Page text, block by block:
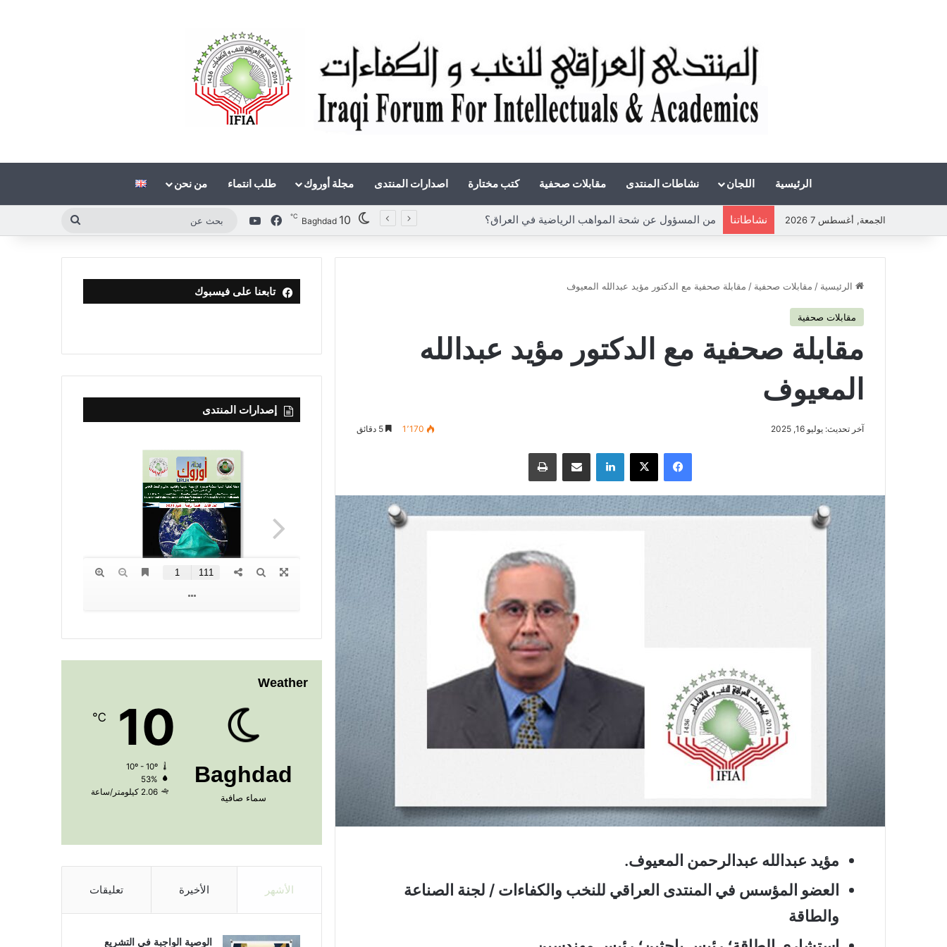
الرئيسية اللجان نشاطات المنتدى مقابلات صحفية كتب مختارة اصدارات المنتدى مجلة أوروك طلب انتماء من نحن
الجمعة, أغسطس 7 2026 نشاطاتنا من المسؤول عن شحة المواهب الرياضية في العراق؟ Baghdad 10
℃ فيسبوك‫YouTube
الرئيسية / مقابلات صحفية / مقابلة صحفية مع الدكتور مؤيد عبدالله المعيوف
مقابلات صحفية
مقابلة صحفية مع الدكتور مؤيد عبدالله
المعيوف
آخر تحديث: يوليو 16, 2025 1٬170
فيسبوك لينكدإن
مؤيد عبدالله عبدالرحمن المعيوف.
العضو المؤسس في المنتدى العراقي للنخب والكفاءات / لجنة الصناعة
والطاقة
تابعنا على فيسبوك
إصدارات المنتدى
Weather
Baghdad
سماء صافية
10
℃
10º - 10º
53%
2.06 كيلومتر/ساعة
الأشهر الأخيرة تعليقات
الوصية الواجبة في التشريع